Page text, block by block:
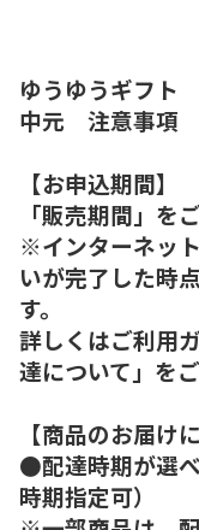
ゆうゆうギフト
中元 注意事項
【お申込期間】
「販売期間」を
※インターネッ
いが完了した時
す。
詳しくはご利用
達について」を
【商品のお届け
●配達時期が選
時期指定可）